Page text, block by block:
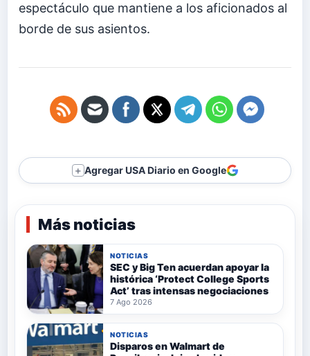
espectáculo que mantiene a los aficionados al
borde de sus asientos.
＋ Agregar USA Diario en Google
Más noticias
NOTICIAS
SEC y Big Ten acuerdan apoyar la
histórica ‘Protect College Sports
Act’ tras intensas negociaciones
7 Ago 2026
NOTICIAS
Disparos en Walmart de